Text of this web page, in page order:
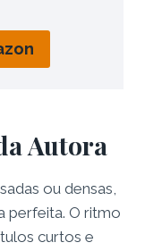
Autora
ou densas,
perfeita. O ritmo
curtos e